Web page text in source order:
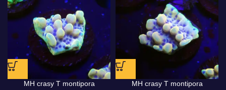
MH crasy T montipora MH crasy T montipora